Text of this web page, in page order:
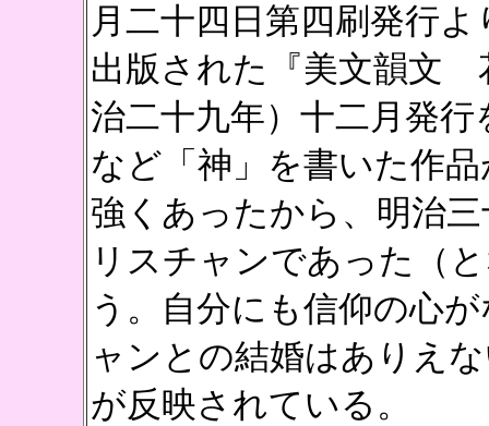
月二十四日第四刷発行
出版された『美文韻文
治二十九年）十二月発
など「神」を書いた作
強くあったから、明治
リスチャンであった（
う。自分にも信仰の心
ャンとの結婚はありえ
が反映されている。